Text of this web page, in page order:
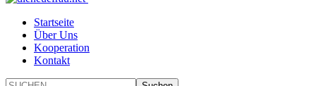
Startseite
Über Uns
Kooperation
Kontakt